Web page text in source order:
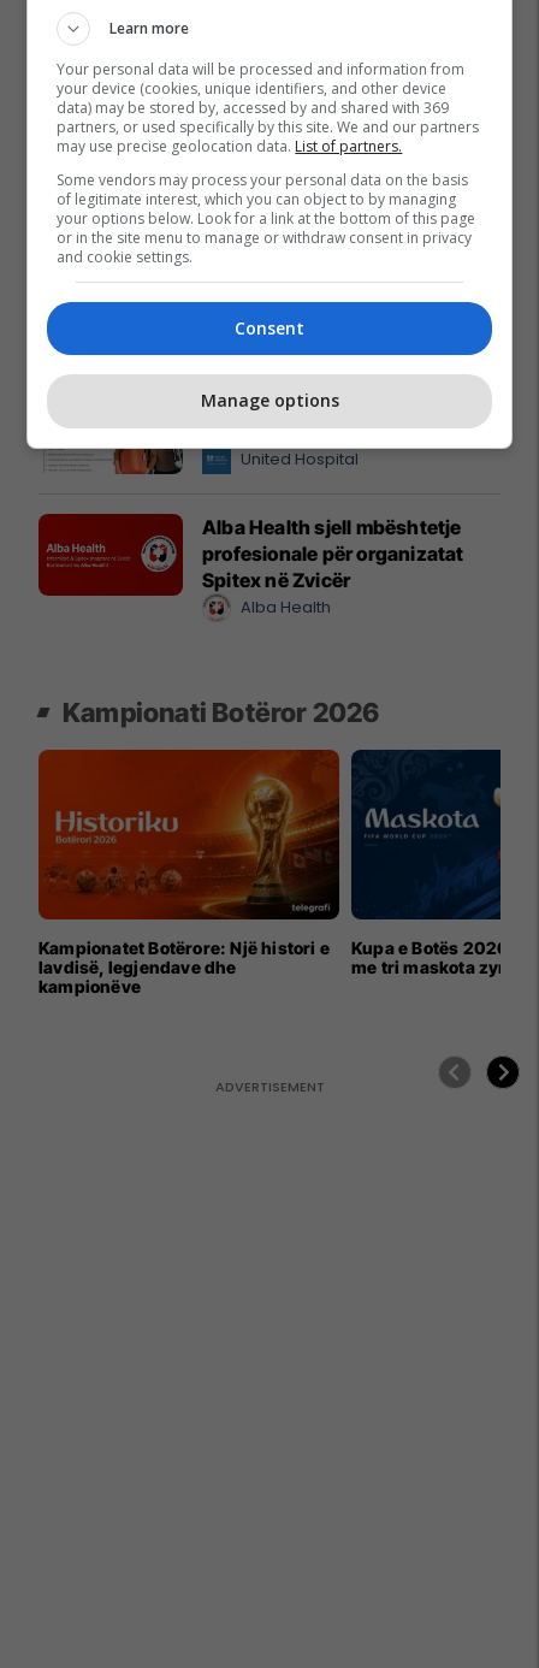
Promo Reklamo këtu
Oferta e Korrikut në FAFA Sun
Fafa Resorts
EXFIS – Katër stinë, një zgjedhje
EXFIS
United Hospital me pako
speciale për diasporën
United Hospital
Alba Health sjell mbështetje
profesionale për organizatat
Spitex në Zvicër
Alba Health
Kampionati Botëror 2026
Kampionatet Botërore: Një histori e
lavdisë, legjendave dhe
kampionëve
Kupa e Botës 2026
me tri maskota zyrtare
Learn more
Your personal data will be processed and information from
your device (cookies, unique identifiers, and other device
data) may be stored by, accessed by and shared with 369
partners, or used specifically by this site. We and our partners
may use precise geolocation data. List of partners.
Some vendors may process your personal data on the basis
of legitimate interest, which you can object to by managing
your options below. Look for a link at the bottom of this page
or in the site menu to manage or withdraw consent in privacy
and cookie settings.
Consent
Manage options